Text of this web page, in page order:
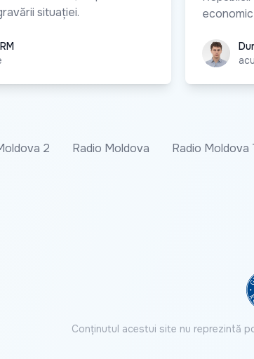
situației.
Dumitru
2 Radio Moldova Radio Moldova
Conținutul acestui site nu reprezintă